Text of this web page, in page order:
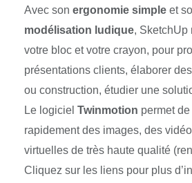
Avec son ergonomie simple et
modélisation ludique, SketchUp
votre bloc et votre crayon, pour
présentations clients, élaborer
ou construction, étudier une
Le logiciel Twinmotion permet
rapidement des images, des
virtuelles de très haute qualité
Cliquez sur les liens pour plus